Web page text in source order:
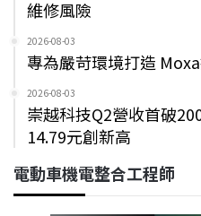
維修風險
2026-08-03
專為嚴苛環境打造
2026-08-03
崇越科技Q2營收首破
14.79元創新高
電動車機電整合工程師